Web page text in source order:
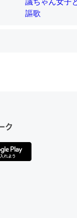
よ。参考：
け加熱してから加えた